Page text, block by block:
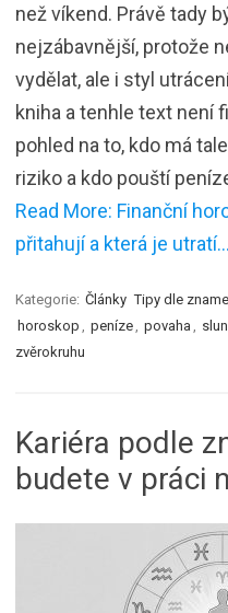
než víkend. Právě tady
nejzábavnější, protože
vydělat, ale i styl
kniha a tenhle text není
pohled na to, kdo má
riziko a kdo pouští
Read More: Finanční
přitahují a která je
Kategorie: Články Tipy dle
horoskop
peníze povaha
zvěrokruhu
Kariéra podle
budete v práci